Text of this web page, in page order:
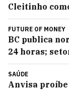
Cleitinho
FUTURE OF MONEY
BC publica
24 horas;
SAÚDE
Anvisa